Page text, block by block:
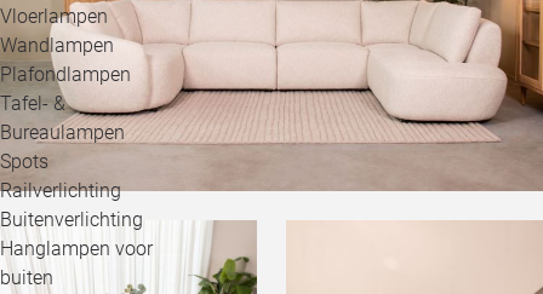
Vloerlampen
Wandlampen
Plafondlampen
Tafel- &
Bureaulampen
Spots
Railverlichting
Buitenverlichting
Hanglampen voor
buiten